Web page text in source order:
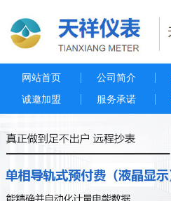
网站首页 公司简介
诚邀加盟 服务承诺